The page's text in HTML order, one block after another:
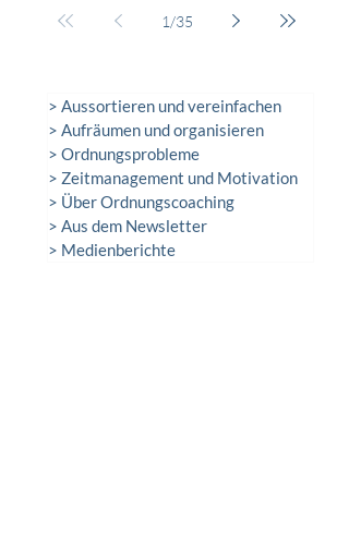
1 /35
> Aussortieren und vereinfachen
> Aufräumen und organisieren
> Ordnungsprobleme
> Zeitmanagement und Motivation
> Über Ordnungscoaching
> Aus dem Newsletter
> Medienberichte